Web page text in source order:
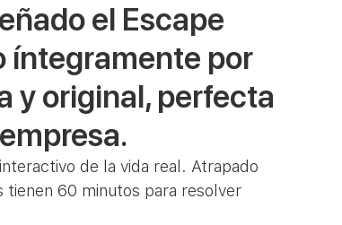
el Escape
íntegramente por
y original, perfecta
de la vida real. Atrapado
tienen 60 minutos para resolver